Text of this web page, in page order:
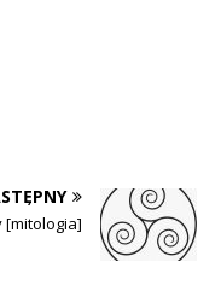
[mitologia]